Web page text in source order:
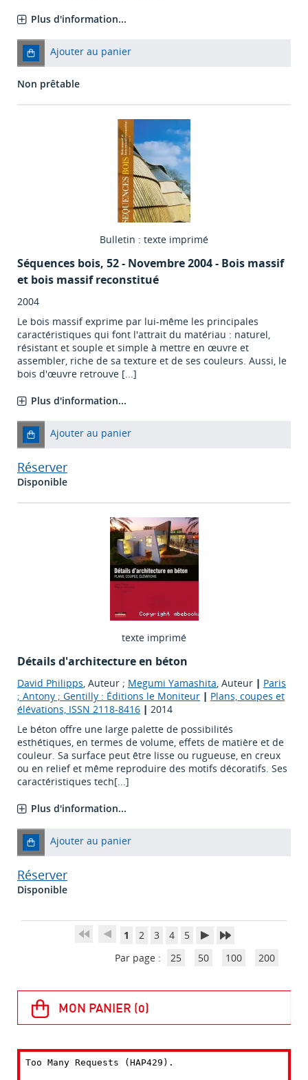
Plus d'information...
Ajouter au panier
Non prêtable
Bulletin : texte imprimé
Séquences bois, 52 - Novembre 2004 - Bois massif
et bois massif reconstitué
2004
Le bois massif exprime par lui-même les principales
caractéristiques qui font l'attrait du matériau : naturel,
résistant et souple et simple à mettre en œuvre et
assembler, riche de sa texture et de ses couleurs. Aussi, le
bois d'œuvre retrouve [...]
Plus d'information...
Ajouter au panier
Réserver
Disponible
texte imprimé
Détails d'architecture en béton
David Philipps, Auteur ; Megumi Yamashita, Auteur | Paris
; Antony ; Gentilly : Éditions le Moniteur | Plans, coupes et
élévations, ISSN 2118-8416 | 2014
Le béton offre une large palette de possibilités
esthétiques, en termes de volume, effets de matière et de
couleur. Sa surface peut être lisse ou rugueuse, en creux
ou en relief et même reproduire des motifs décoratifs. Ses
caractéristiques tech[...]
Plus d'information...
Ajouter au panier
Réserver
Disponible
1 2 3 4
5
Par page :
25 50 100 200